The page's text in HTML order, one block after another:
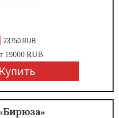
23750 RUB
19000 RUB
Купить